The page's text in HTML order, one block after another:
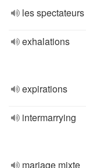
les spectateurs
exhalations
expirations
intermarrying
mariage mixte